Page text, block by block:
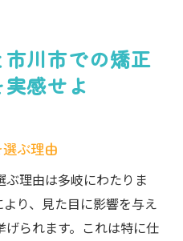
川市での矯正
感せよ
ぶ理由
理由は多岐にわたりま
り、見た目に影響を与え
られます。これは特に仕